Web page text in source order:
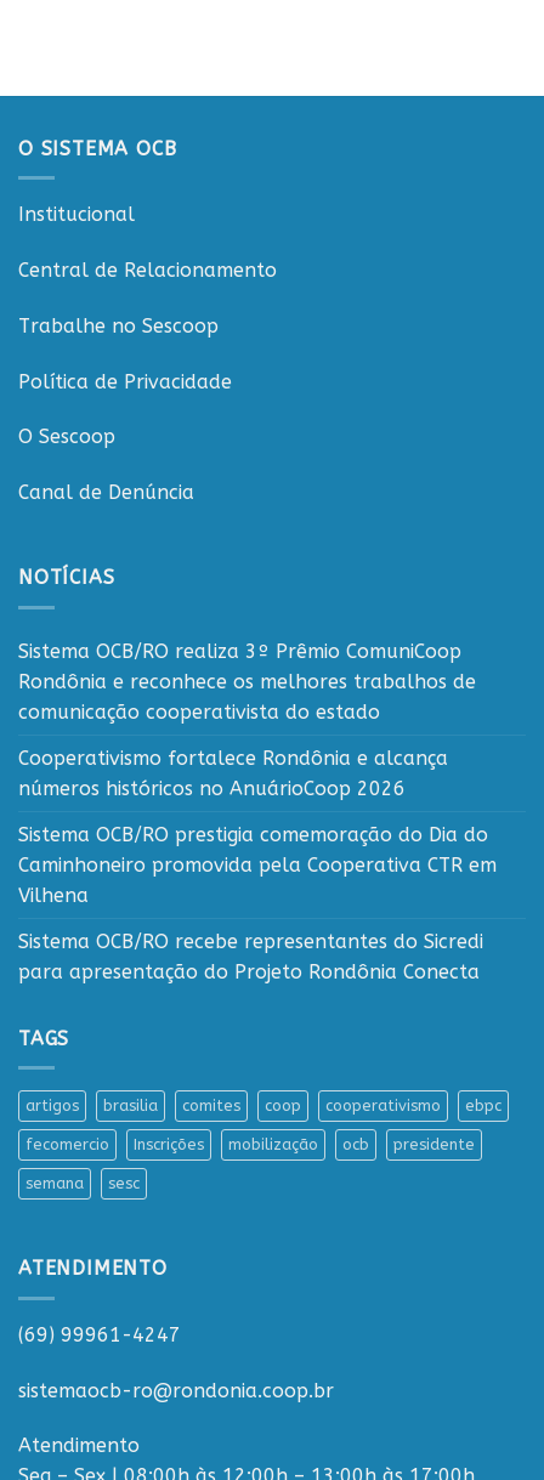
Conecta
sustentabilidade
O SISTEMA OCB
Institucional
Central de Relacionamento
Trabalhe no Sescoop
Política de Privacidade
O Sescoop
Canal de Denúncia
NOTÍCIAS
Sistema OCB/RO realiza 3º Prêmio ComuniCoop
Rondônia e reconhece os melhores trabalhos de
comunicação cooperativista do estado
Cooperativismo fortalece Rondônia e alcança
números históricos no AnuárioCoop 2026
Sistema OCB/RO prestigia comemoração do Dia do
Caminhoneiro promovida pela Cooperativa CTR em
Vilhena
Sistema OCB/RO recebe representantes do Sicredi
para apresentação do Projeto Rondônia Conecta
TAGS
artigos brasilia comites coop cooperativismo ebpc
fecomercio Inscrições mobilização ocb presidente
semana sesc
ATENDIMENTO
(69) 99961-4247
sistemaocb-ro@rondonia.coop.br
Atendimento